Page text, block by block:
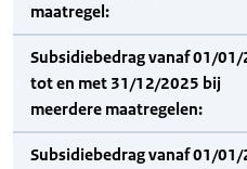
maatregel:
Subsidiebedrag vanaf 01/
tot en met 31/12/2025 bij
meerdere maatregelen:
Subsidiebedrag vanaf 01/